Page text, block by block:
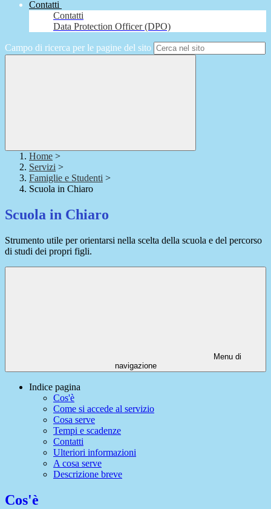
Contatti
Contatti
Data Protection Officer (DPO)
Campo di ricerca per le pagine del sito
Home >
Servizi >
Famiglie e Studenti >
Scuola in Chiaro
Scuola in Chiaro
Strumento utile per orientarsi nella scelta della scuola e del percorso
di studi dei propri figli.
Menu di
navigazione
Indice pagina
Cos'è
Come si accede al servizio
Cosa serve
Tempi e scadenze
Contatti
Ulteriori informazioni
A cosa serve
Descrizione breve
Cos'è